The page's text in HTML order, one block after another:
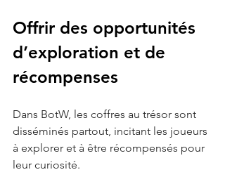
Offrir des opportunités
d’exploration et de
récompenses
Dans BotW, les coffres au trésor sont
disséminés partout, incitant les joueurs
à explorer et à être récompensés pour
leur curiosité.